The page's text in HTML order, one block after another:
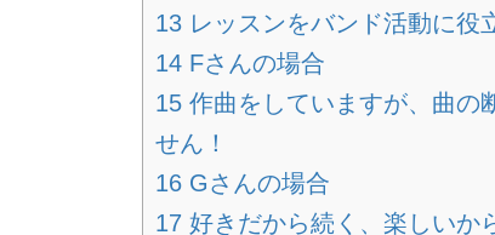
13 レッスンをバンド活動に役
14 Fさんの場合
15 作曲をしていますが、曲の
せん！
16 Gさんの場合
17 好きだから続く、楽しいか